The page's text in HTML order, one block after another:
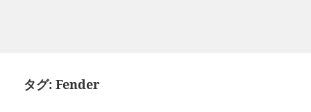
タグ:Fender